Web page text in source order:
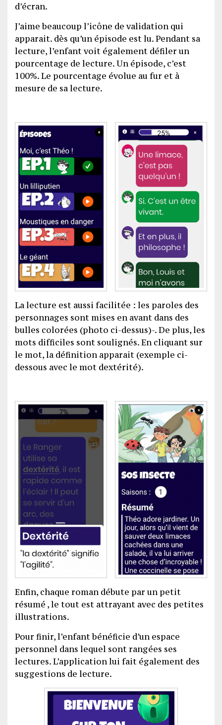
d’écran.
J’aime beaucoup l’icône de validation qui
apparait. dès qu’un épisode est lu. Pendant sa
lecture, l’enfant voit également défiler un
pourcentage de lecture. Un épisode, c’est
100%. Le pourcentage évolue au fur et à
mesure de sa lecture.
La lecture est aussi facilitée : les paroles des
personnages sont mises en avant dans des
bulles colorées (photo ci-dessus)-. De plus, les
mots difficiles sont soulignés. En cliquant sur
le mot, la définition apparait (exemple ci-
dessous avec le mot dextérité).
Enfin, chaque roman débute par un petit
résumé , le tout est attrayant avec des petites
illustrations.
Pour finir, l’enfant bénéficie d’un espace
personnel dans lequel sont rangées ses
lectures. L’application lui fait également des
suggestions de lecture.